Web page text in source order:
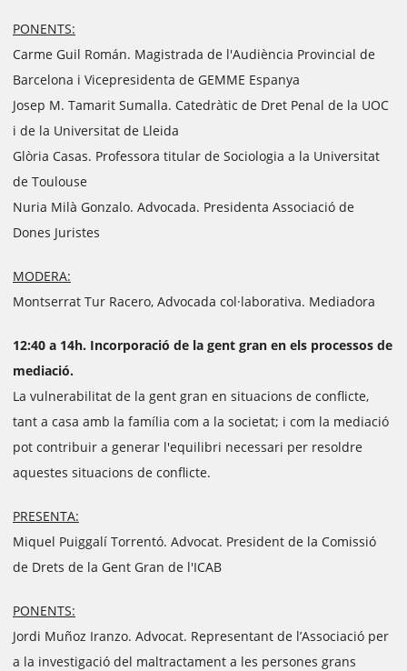
PONENTS:
Carme Guil Román. Magistrada de l'Audiència Provincial de
Barcelona i Vicepresidenta de GEMME Espanya
Josep M. Tamarit Sumalla. Catedràtic de Dret Penal de la UOC
i de la Universitat de Lleida
Glòria Casas. Professora titular de Sociologia a la Universitat
de Toulouse
Nuria Milà Gonzalo. Advocada. Presidenta Associació de
Dones Juristes
MODERA:
Montserrat Tur Racero, Advocada col·laborativa. Mediadora
12:40 a 14h. Incorporació de la gent gran en els processos de
mediació.
La vulnerabilitat de la gent gran en situacions de conflicte,
tant a casa amb la família com a la societat; i com la mediació
pot contribuir a generar l'equilibri necessari per resoldre
aquestes situacions de conflicte.
PRESENTA:
Miquel Puiggalí Torrentó. Advocat. President de la Comissió
de Drets de la Gent Gran de l'ICAB
PONENTS:
Jordi Muñoz Iranzo. Advocat. Representant de l’Associació per
a la investigació del maltractament a les persones grans